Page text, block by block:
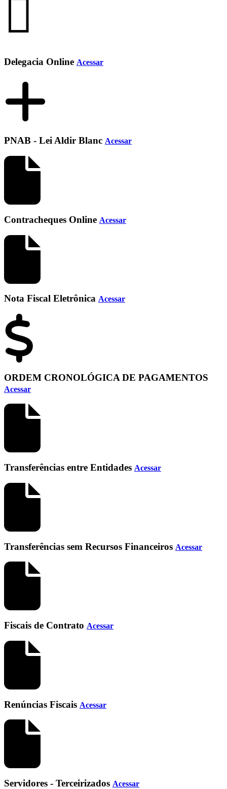
Delegacia Online Acessar
PNAB - Lei Aldir Blanc Acessar
Contracheques Online Acessar
Nota Fiscal Eletrônica Acessar
ORDEM CRONOLÓGICA DE PAGAMENTOS
Acessar
Transferências entre Entidades Acessar
Transferências sem Recursos Financeiros Acessar
Fiscais de Contrato Acessar
Renúncias Fiscais Acessar
Servidores - Terceirizados Acessar